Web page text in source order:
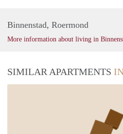
Binnenstad, Roermond
More information about living in
SIMILAR APARTMENTS